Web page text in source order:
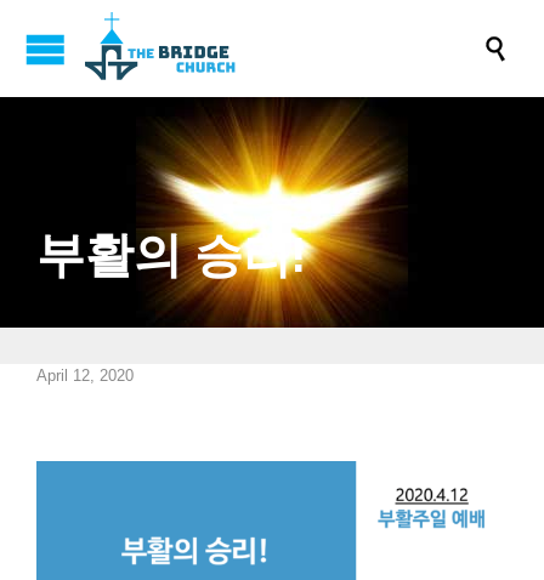

부활의 승리!
April 12, 2020